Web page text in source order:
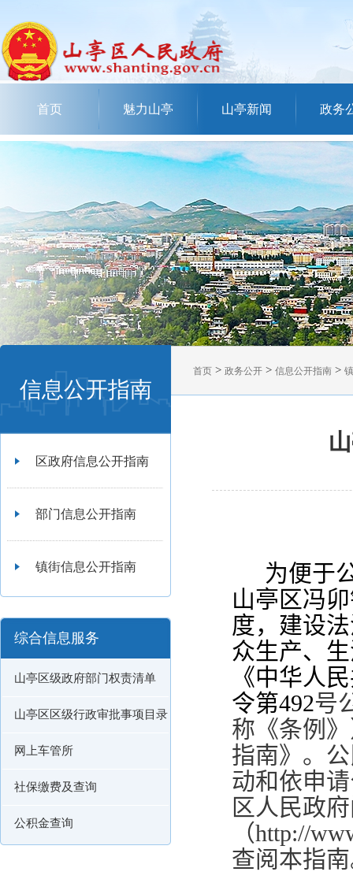
首页 魅力山亭 山亭新闻 政务
信息公开指南
区政府信息公开指南
部门信息公开指南
镇街信息公开指南
综合信息服务
山亭区级政府部门权责清单
山亭区区级行政审批事项目录
网上车管所
社保缴费及查询
公积金查询
首页 > 政务公开 > 信息公开指南 >
为便于
山亭区冯
度，建设
众生产、
《中华人
令第492号
称《条例
指南》。
动和依申
区人民政
（http://
查阅本指